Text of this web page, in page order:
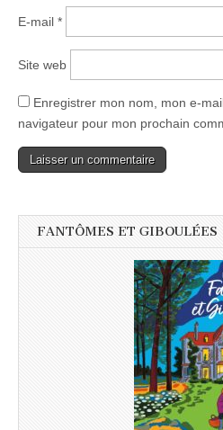
E-mail *
Site web
Enregistrer mon nom, mon e-
navigateur pour mon prochain
FANTÔMES ET GIBOULÉES